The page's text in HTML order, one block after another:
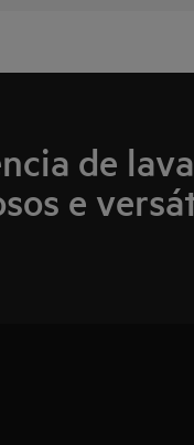
de
e